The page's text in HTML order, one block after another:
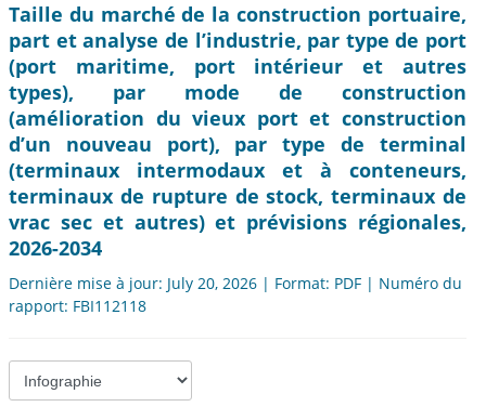
Taille du marché de la construction portuaire,
part et analyse de l’industrie, par type de port
(port maritime, port intérieur et autres
types), par mode de construction
(amélioration du vieux port et construction
d’un nouveau port), par type de terminal
(terminaux intermodaux et à conteneurs,
terminaux de rupture de stock, terminaux de
vrac sec et autres) et prévisions régionales,
2026-2034
Dernière mise à jour: July 20, 2026 | Format: PDF | Numéro du
rapport: FBI112118